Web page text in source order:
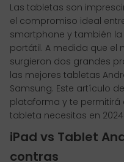
Las tabletas son
el compromiso ideal
smartphone y también
portátil. A medida que el
surgieron dos grandes
las mejores tabletas
Samsung. Este artículo
plataforma y te
tableta necesitas en 2024.
iPad vs Tablet
contras